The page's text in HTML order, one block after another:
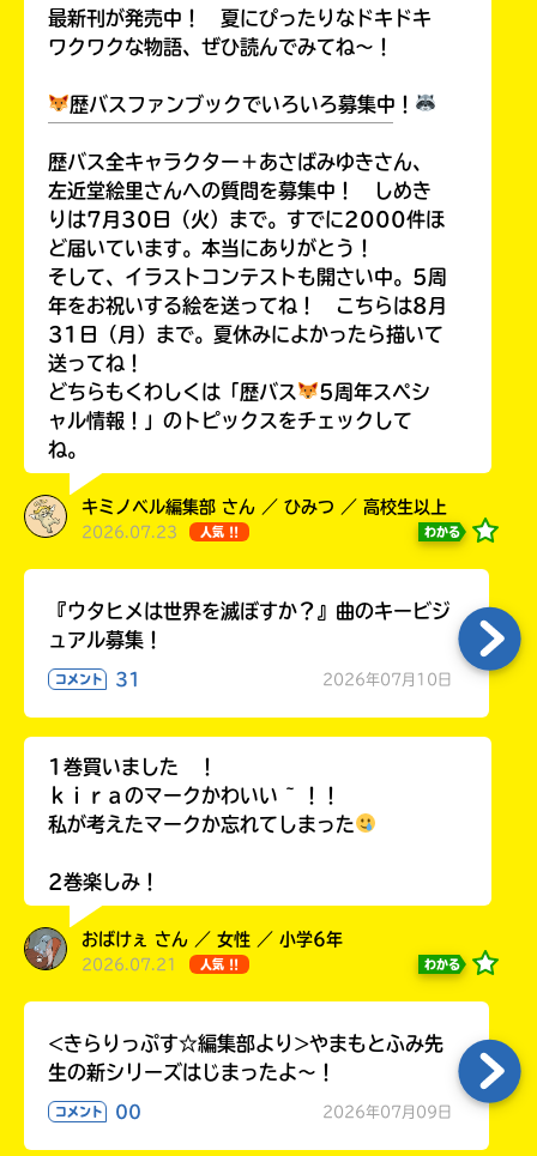
キーワードから探す
オフィシャルアカウント
SNSでシェアする
最新刊が発売中！ 夏にぴったりなドキドキ
ワクワクな物語、ぜひ読んでみてね～！
歴バスファンブックでいろいろ募集中！
歴バス全キャラクター＋あさばみゆきさん、
左近堂絵里さんへの質問を募集中！ しめき
りは7月30日（火）まで。すでに2000件ほ
ど届いています。本当にありがとう！
そして、イラストコンテストも開さい中。5周
年をお祝いする絵を送ってね！ こちらは8月
31日（月）まで。夏休みによかったら描いて
送ってね！
どちらもくわしくは「歴バス
5周年スペシ
ャル情報！」のトピックスをチェックして
ね。
キミノベル編集部 さん ／ ひみつ ／ 高校生以上
2026.07.23 人気 !! わかる
『ウタヒメは世界を滅ぼすか？』曲のキービジ
ュアル募集！
コメント 31 2026年07月10日
1巻買いました ！
ｋｉｒａのマークかわいい ~ ！！
私が考えたマークか忘れてしまった
2巻楽しみ！
おばけぇ さん ／ 女性 ／ 小学6年
2026.07.21 人気 !! わかる
<きらりっぷす☆編集部より>やまもとふみ先
生の新シリーズはじまったよ～！
コメント 00 2026年07月09日